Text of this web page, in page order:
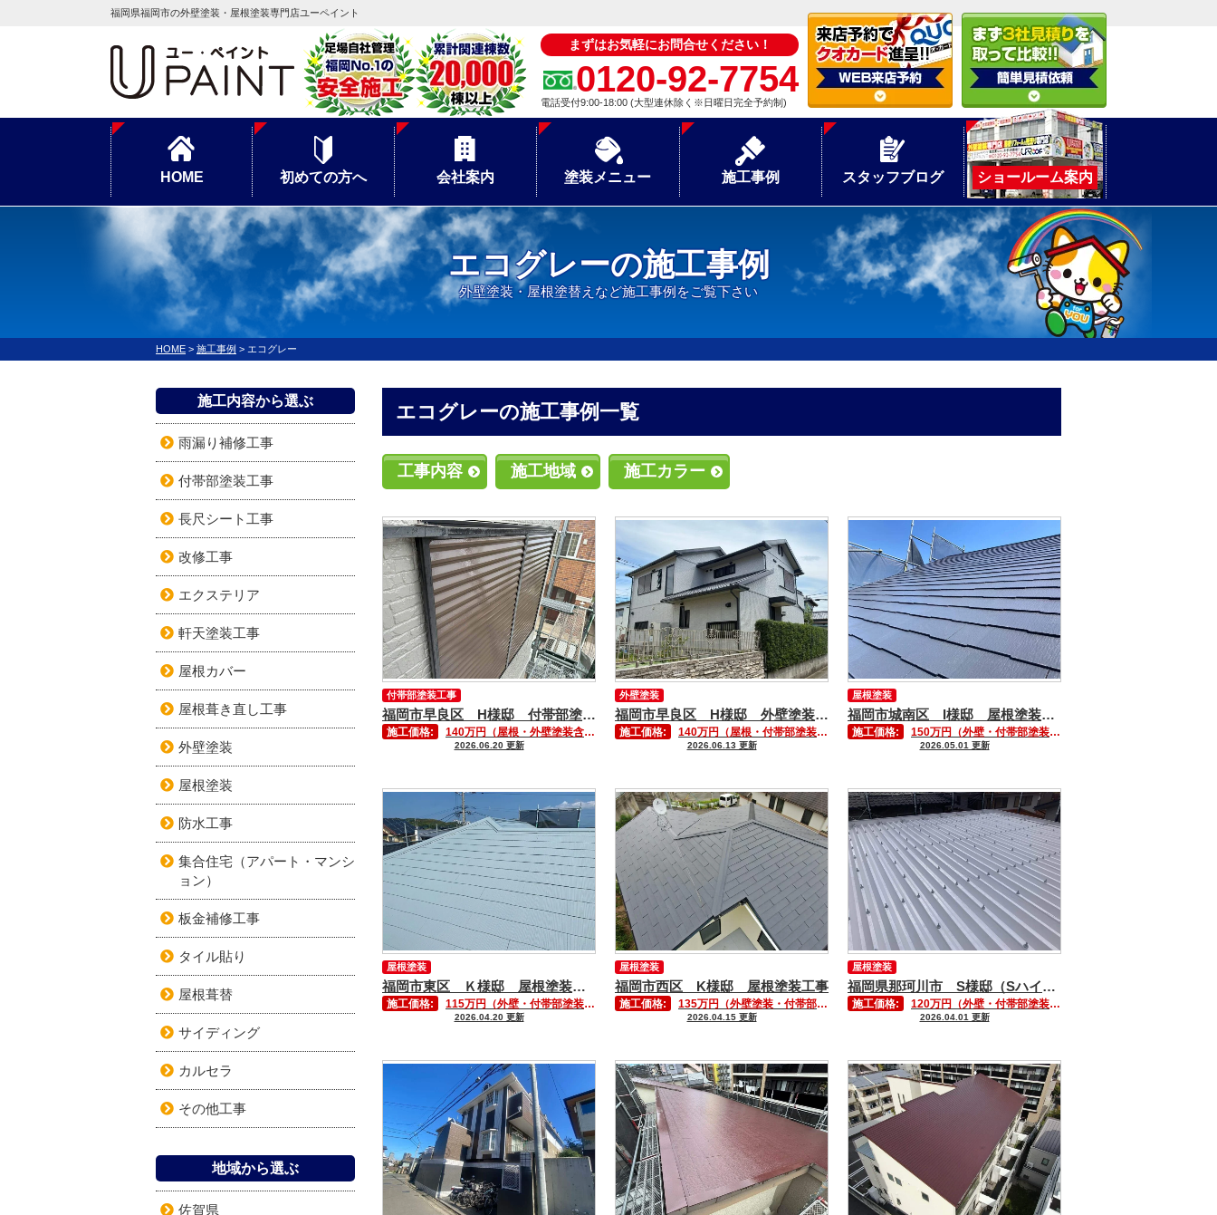
福岡県福岡市の外壁塗装・屋根塗装専門店ユーペイント
まずはお気軽にお問合せください！
0120-92-7754
電話受付9:00-18:00 (大型連休除く※日曜日完全予約制)
HOME 初めての方へ 会社案内 塗装メニュー 施工事例 スタッフブログ ショールーム案内
エコグレーの施工事例
外壁塗装・屋根塗替えなど施工事例をご覧下さい
HOME > 施工事例 > エコグレー
エコグレーの施工事例一覧
工事内容 施工地域 施工カラー
福岡市早良区 H様邸 付帯部塗装工事④
施工価格: 140万円（屋根・外壁塗装含む）
2026.06.20 更新
付帯部塗装工事
福岡市早良区 H様邸 外壁塗装工事
施工価格: 140万円（屋根・付帯部塗装含む）
2026.06.13 更新
外壁塗装
福岡市城南区 I様邸 屋根塗装工事
施工価格: 150万円（外壁・付帯部塗装含む）
2026.05.01 更新
屋根塗装
福岡市東区 Ｋ様邸 屋根塗装工事
施工価格: 115万円（外壁・付帯部塗装含む）
2026.04.20 更新
屋根塗装
福岡市西区 K様邸 屋根塗装工事
施工価格: 135万円（外壁塗装・付帯部塗装含む）
2026.04.15 更新
屋根塗装
福岡県那珂川市 S様邸（Sハイツ）屋根塗装工事
施工価格: 120万円（外壁・付帯部塗装含む）
2026.04.01 更新
屋根塗装
施工内容から選ぶ
雨漏り補修工事
付帯部塗装工事
長尺シート工事
改修工事
エクステリア
軒天塗装工事
屋根カバー
屋根葺き直し工事
外壁塗装
屋根塗装
防水工事
集合住宅（アパート・マンシ
ョン）
板金補修工事
タイル貼り
屋根葺替
サイディング
カルセラ
その他工事
地域から選ぶ
佐賀県